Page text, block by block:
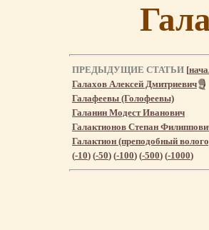
ПРЕДЫДУЩИЕ СТАТЬИ [
Галахов Алексей Дмитриевич
Галафеевы (Голофеевы)
Галанин Модест Иванович
Галактионов Степан
Галактион (преподобный
(-10) (-50) (-100) (-500) (-1000)